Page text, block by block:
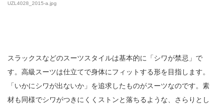
UZL4028_2015-a.jpg
スラックスなどのスーツスタイルは基本的に「シワが禁忌」で
す。高級スーツは仕立てで身体にフィットする形を目指します。
「いかにシワが出ないか」を追求したものがスーツなのです。素
材も同様でシワがつきにくくストンと落ちるような、さらりとし